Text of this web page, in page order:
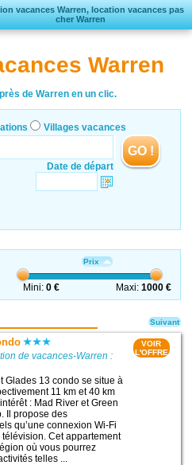
vacances Warren, location vacances pas
cher Warren
vacances
vacances
Warren
de Warren en un clic.
Villages vacances
Date de départ
GO !
Prix
Mini:0 € Maxi: 1000 €
de vacances-Warren :
Glades 13 condo se situe à
11 km et 40 km
: Mad River et Green
Il propose des
qu’une connexion Wi-Fi
Cet appartement
où vous pourrez
telles ...
VOIR
L'OFFRE
Suivant